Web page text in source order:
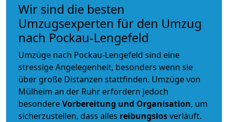
Wir sind die besten
Umzugsexperten für den Umzug
nach Pockau-Lengefeld
Umzüge nach Pockau-Lengefeld sind eine
stressige Angelegenheit, besonders wenn sie
über große Distanzen stattfinden. Umzüge von
Mülheim an der Ruhr erfordern jedoch
besondereVorbereitung und Organisation, um
sicherzustellen, dass alles reibungslosverläuft.